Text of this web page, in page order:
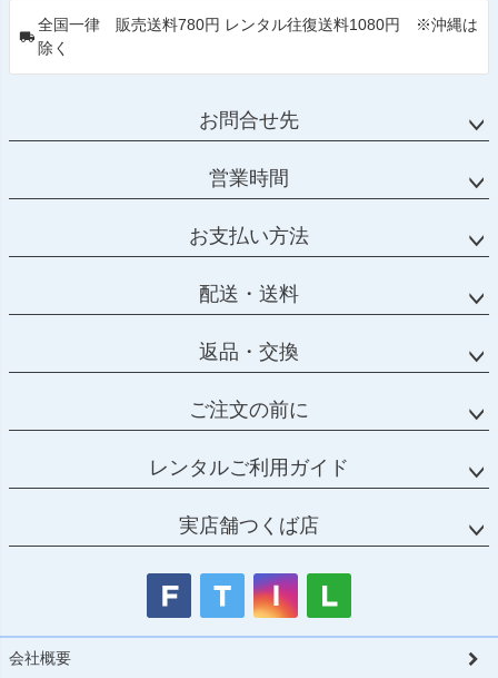
全国一律 販売送料780円 レンタル往復送料1080円 ※沖縄は
除く
お問合せ先
営業時間
お支払い方法
配送・送料
返品・交換
ご注文の前に
レンタルご利用ガイド
実店舗つくば店
会社概要